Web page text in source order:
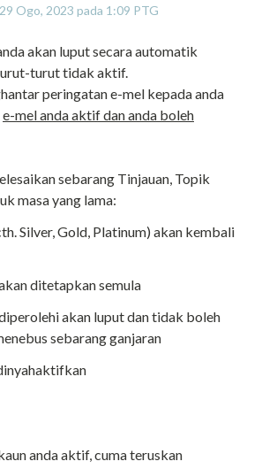
Ogo, 2023 pada 1:09 PTG
akan luput secara automatik
turut tidak aktif.
peringatan e-mel kepada anda
e-mel anda aktif dan anda boleh
sebarang Tinjauan, Topik
masa yang lama:
Silver, Gold, Platinum) akan kembali
ditetapkan semula
akan luput dan tidak boleh
sebarang ganjaran
anda aktif, cuma teruskan